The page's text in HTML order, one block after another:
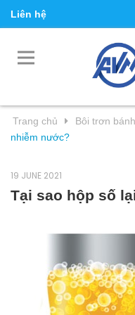
Liên hệ
Trang chủ Bôi trơn
nhiễm nước?
19 JUNE 2021
Tại sao hộp số